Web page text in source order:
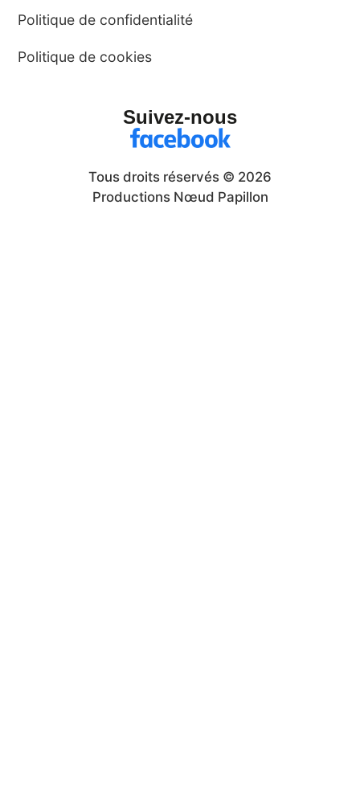
Politique de confidentialité
Politique de cookies
Suivez-nous
Tous droits réservés © 2026
Productions Nœud Papillon